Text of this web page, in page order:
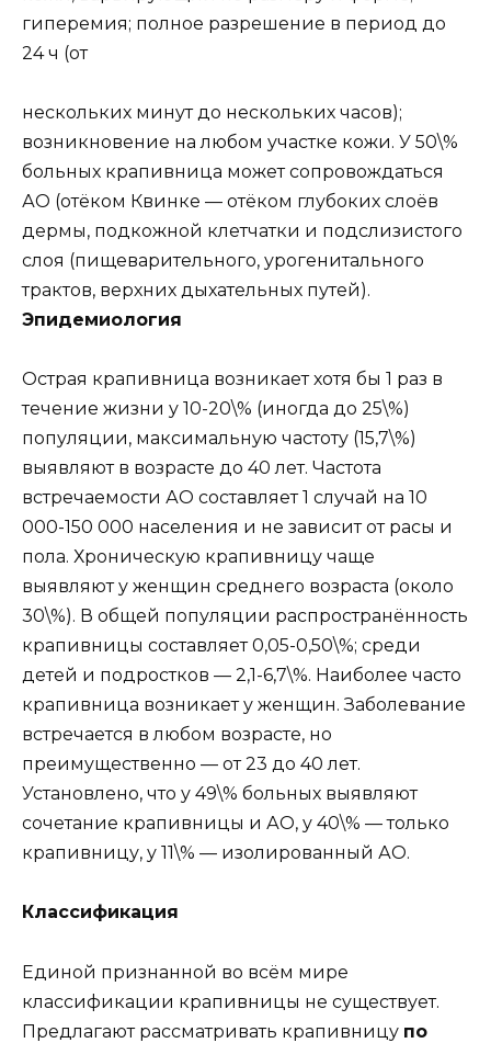
гиперемия; полное разрешение в период до
24 ч (от
нескольких минут до нескольких часов);
возникновение на любом участке кожи. У 50\%
больных крапивница может сопровождаться
АО (отёком Квинке — отёком глубоких слоёв
дермы, подкожной клетчатки и подслизистого
слоя (пищеварительного, урогенитального
трактов, верхних дыхательных путей).
Эпидемиология
Острая крапивница возникает хотя бы 1 раз в
течение жизни у 10-20\% (иногда до 25\%)
популяции, максимальную частоту (15,7\%)
выявляют в возрасте до 40 лет. Частота
встречаемости АО составляет 1 случай на 10
000-150 000 населения и не зависит от расы и
пола. Хроническую крапивницу чаще
выявляют у женщин среднего возраста (около
30\%). В общей популяции распространённость
крапивницы составляет 0,05-0,50\%; среди
детей и подростков — 2,1-6,7\%. Наиболее часто
крапивница возникает у женщин. Заболевание
встречается в любом возрасте, но
преимущественно — от 23 до 40 лет.
Установлено, что у 49\% больных выявляют
сочетание крапивницы и АО, у 40\% — только
крапивницу, у 11\% — изолированный АО.
Классификация
Единой признанной во всём мире
классификации крапивницы не существует.
Предлагают рассматривать крапивницу по